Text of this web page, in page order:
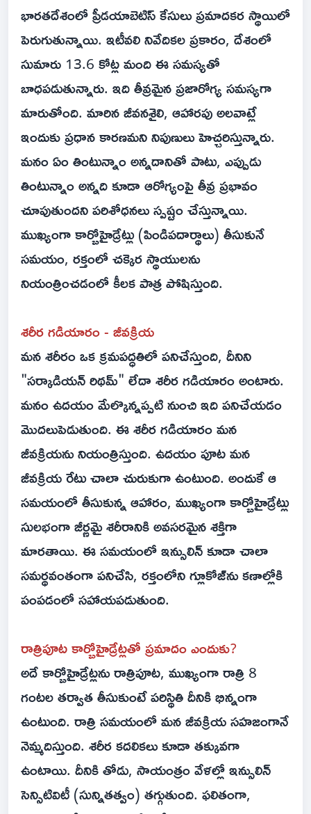
భారతదేశంలో ప్రీడయాబెటిస్ కేసులు ప్రమాదకర స్థాయిలో
పెరుగుతున్నాయి. ఇటీవలి నివేదికల ప్రకారం, దేశంలో
సుమారు 13.6 కోట్ల మంది ఈ సమస్యతో
బాధపడుతున్నారు. ఇది తీవ్రమైన ప్రజారోగ్య సమస్యగా
మారుతోంది. మారిన జీవనశైలి, ఆహారపు అలవాట్లే
ఇందుకు ప్రధాన కారణమని నిపుణులు హెచ్చరిస్తున్నారు.
మనం ఏం తింటున్నాం అన్నదానితో పాటు, ఎప్పుడు
తింటున్నాం అన్నది కూడా ఆరోగ్యంపై తీవ్ర ప్రభావం
చూపుతుందని పరిశోధనలు స్పష్టం చేస్తున్నాయి.
ముఖ్యంగా కార్బోహైడ్రేట్లు (పిండిపదార్థాలు) తీసుకునే
సమయం, రక్తంలో చక్కెర స్థాయులను
నియంత్రించడంలో కీలక పాత్ర పోషిస్తుంది.
శరీర గడియారం - జీవక్రియ
మన శరీరం ఒక క్రమపద్ధతిలో పనిచేస్తుంది, దీనిని
"సర్కాడియన్ రిథమ్" లేదా శరీర గడియారం అంటారు.
మనం ఉదయం మేల్కొన్నప్పటి నుంచి ఇది పనిచేయడం
మొదలుపెడుతుంది. ఈ శరీర గడియారం మన
జీవక్రియను నియంత్రిస్తుంది. ఉదయం పూట మన
జీవక్రియ రేటు చాలా చురుకుగా ఉంటుంది. అందుకే ఆ
సమయంలో తీసుకున్న ఆహారం, ముఖ్యంగా కార్బోహైడ్రేట్లు
సులభంగా జీర్ణమై శరీరానికి అవసరమైన శక్తిగా
మారతాయి. ఈ సమయంలో ఇన్సులిన్ కూడా చాలా
సమర్థవంతంగా పనిచేసి, రక్తంలోని గ్లూకోజ్‌ను కణాల్లోకి
పంపడంలో సహాయపడుతుంది.
రాత్రిపూట కార్బోహైడ్రేట్లతో ప్రమాదం ఎందుకు?
అదే కార్బోహైడ్రేట్లను రాత్రిపూట, ముఖ్యంగా రాత్రి 8
గంటల తర్వాత తీసుకుంటే పరిస్థితి దీనికి భిన్నంగా
ఉంటుంది. రాత్రి సమయంలో మన జీవక్రియ సహజంగానే
నెమ్మదిస్తుంది. శరీర కదలికలు కూడా తక్కువగా
ఉంటాయి. దీనికి తోడు, సాయంత్రం వేళల్లో ఇన్సులిన్
సెన్సిటివిటీ (సున్నితత్వం) తగ్గుతుంది. ఫలితంగా,